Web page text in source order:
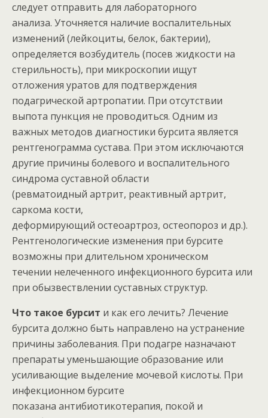
следует отправить для лабораторного
анализа. Уточняется наличие воспалительных
изменений (лейкоциты, белок, бактерии),
определяется возбудитель (посев жидкости на
стерильность), при микроскопии ищут
отложения уратов для подтверждения
подагрической артропатии. При отсутствии
выпота пункция не проводиться. Одним из
важных методов диагностики бурсита является
рентгенограмма сустава. При этом исключаются
другие причины болевого и воспалительного
синдрома суставной области
(ревматоидный артрит, реактивный артрит,
саркома кости,
деформирующий остеоартроз, остеопороз и др.).
Рентгенологические изменения при бурсите
возможны при длительном хроническом
течении нелеченного инфекционного бурсита или
при обызвествлении суставных структур.
Что такое бурсит и как его лечить? Лечение
бурсита должно быть направлено на устранение
причины заболевания. При подагре назначают
препараты уменьшающие образование или
усиливающие выделение мочевой кислоты. При
инфекционном бурсите
показана антибиотикотерапия, покой и